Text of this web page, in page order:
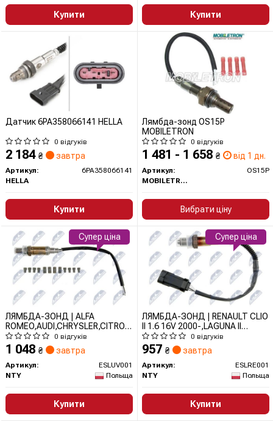
Купити Купити
Датчик 6PA358066141 HELLA
0 відгуків
2 184 ₴ завтра
Артикул:
6PA358066141
HELLA
Купити
Лямбда-зонд OS15P
MOBILETRON
0 відгуків
1 481 - 1 658 ₴ від 1 дн.
Артикул:
OS15P
MOBILETRON
Вибрати ціну
ЛЯМБДА-ЗОНД | ALFA
ESLUV001 NTY0 відгуків
1 048 ₴ завтра
Артикул:
ESLUV001
NTY
Польща
Купити
Супер ціна
ЛЯМБДА-ЗОНД | RENAULT CLIO
II 1.6 16V 2000-,LAGUNA II
1.6,1.8,2.0
2001-/DIAGNOSTYCZNA/,2.0IDE
2001-/REGULACYJNA I
DIAGNOSTYCZNA/ ESLRE001
NTY
0 відгуків
957 ₴ завтра
Артикул:
ESLRE001
NTY
Польща
Купити
Супер ціна